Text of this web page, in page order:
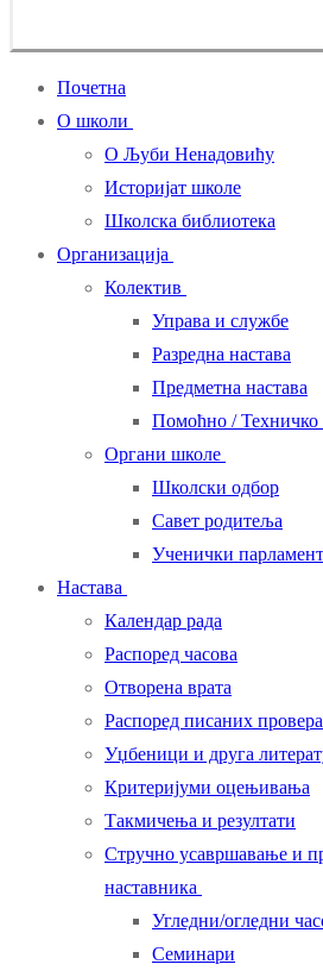
Почетна
О школи
О Љуби Ненадовићу
Историјат школе
Школска библиотека
Организација
Колектив
Управа и службе
Разредна настава
Предметна настава
Помоћно / Техничко
Органи школе
Школски одбор
Савет родитеља
Ученички парламент
Настава
Календар рада
Распоред часова
Отворена врата
Распоред писаних провера
Уџбеници и друга
Критеријуми оцењивања
Такмичења и резултати
Стручно усавршавање и
наставника
Угледни/огледни
Семинари